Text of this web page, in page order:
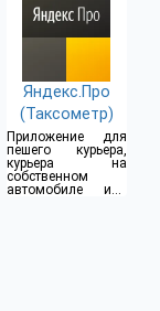
Яндекс.Про
(Таксометр)
Приложение для
пешего курьера,
курьера на
собственном
автомобиле или